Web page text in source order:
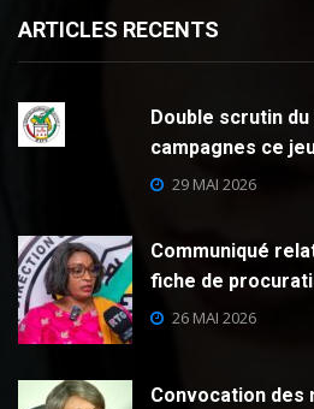
ARTICLES RECENTS
Double scrutin du
campagnes ce
29 MAI 2026
Communiqué
fiche de
26 MAI 2026
Convocation des